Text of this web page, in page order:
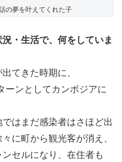
の夢を叶えてくれた子
・生活で、何をしていま
てきた時期に、
ーンとしてカンボジアに
はまだ感染者はさほど出
に町から観光客が消え、
セルになり、在住者も